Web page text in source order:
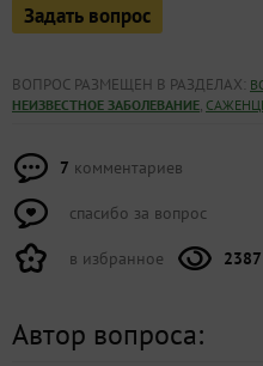
Задать вопрос
ВОПРОС РАЗМЕЩЕН В РАЗДЕЛАХ:
НЕИЗВЕСТНОЕ ЗАБОЛЕВАНИЕ,
7 комментариев
спасибо за вопрос
в избранное 2387
Автор вопроса: